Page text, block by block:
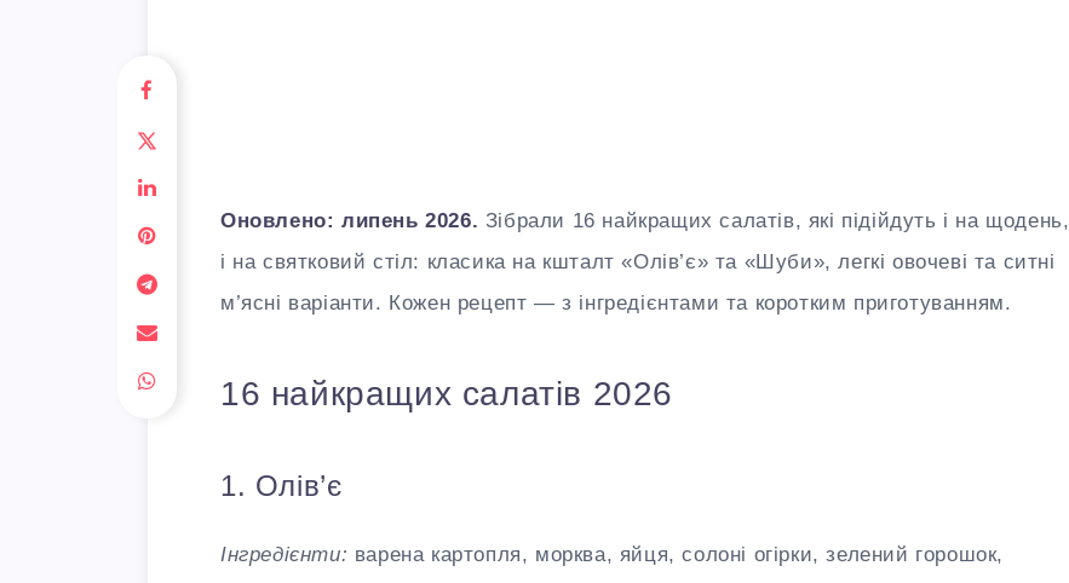
Оновлено: липень 2026. Зібрали 16 найкращих салатів, які підійдуть і на щодень,
і на святковий стіл: класика на кшталт «Олів’є» та «Шуби», легкі овочеві та ситні
м’ясні варіанти. Кожен рецепт — з інгредієнтами та коротким приготуванням.
16 найкращих салатів 2026
1. Олів’є
Інгредієнти: варена картопля, морква, яйця, солоні огірки, зелений горошок,